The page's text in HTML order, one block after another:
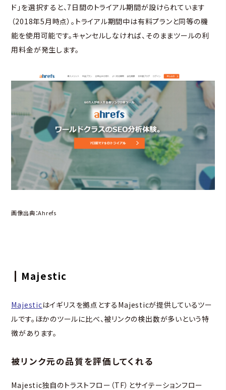
ド」を選択すると、7日間のトライアル期間が設けられています
（2018年5月時点）。トライアル期間中は有料プランと同等の機
能を使用可能です。キャンセルしなければ、そのままツールの利
用料金が発生します。
画像出典：Ahrefs
Majestic
Majesticはイギリスを拠点とするMajesticが提供しているツー
ルです。ほかのツールに比べ、被リンクの検出数が多いという特
徴があります。
被リンク元の品質を評価してくれる
Majestic独自のトラストフロー（TF）とサイテーションフロー